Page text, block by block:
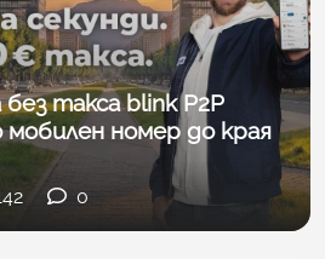
без такса blink P2P
номер до края
0